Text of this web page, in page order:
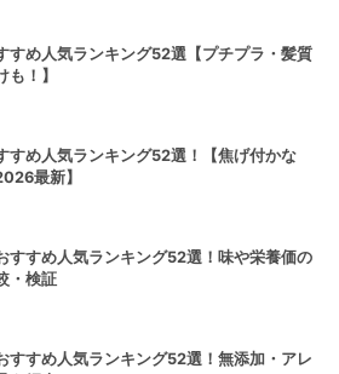
すめ人気ランキング52選【プチプラ・髪質
も！】
すめ人気ランキング52選！【焦げ付かな
最新】
すすめ人気ランキング52選！味や栄養価の
・検証
すすめ人気ランキング52選！無添加・アレ